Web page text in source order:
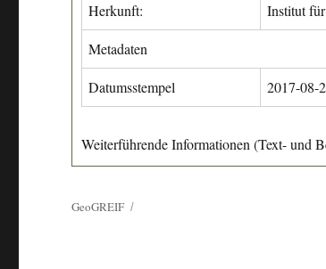
Herkunft: Institut
Metadaten
Datumsstempel 2017-08-
Weiterführende Informationen (Text- und
GeoGREIF